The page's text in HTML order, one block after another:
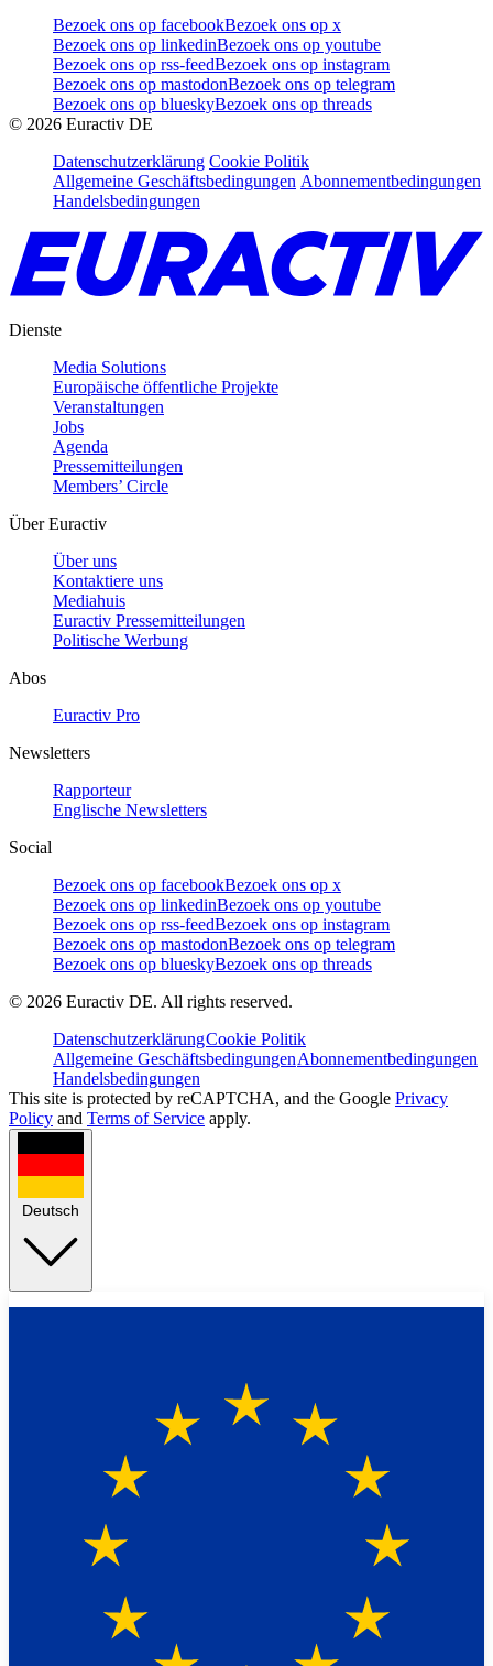
Bezoek ons op facebookBezoek ons op x
Bezoek ons op linkedinBezoek ons op youtube
Bezoek ons op rss-feedBezoek ons op instagram
Bezoek ons op mastodonBezoek ons op telegram
Bezoek ons op blueskyBezoek ons op threads
© 2026 Euractiv DE
Datenschutzerklärung Cookie Politik
Allgemeine Geschäftsbedingungen Abonnementbedingungen
Handelsbedingungen
Dienste
Media Solutions
Europäische öffentliche Projekte
Veranstaltungen
Jobs
Agenda
Pressemitteilungen
Members’ Circle
Über Euractiv
Über uns
Kontaktiere uns
Mediahuis
Euractiv Pressemitteilungen
Politische Werbung
Abos
Euractiv Pro
Newsletters
Rapporteur
Englische Newsletters
Social
Bezoek ons op facebookBezoek ons op x
Bezoek ons op linkedinBezoek ons op youtube
Bezoek ons op rss-feedBezoek ons op instagram
Bezoek ons op mastodonBezoek ons op telegram
Bezoek ons op blueskyBezoek ons op threads
© 2026 Euractiv DE. All rights reserved.
DatenschutzerklärungCookie Politik
Allgemeine GeschäftsbedingungenAbonnementbedingungen
Handelsbedingungen
This site is protected by reCAPTCHA, and the Google Privacy
Policy and Terms of Service apply.
Deutsch